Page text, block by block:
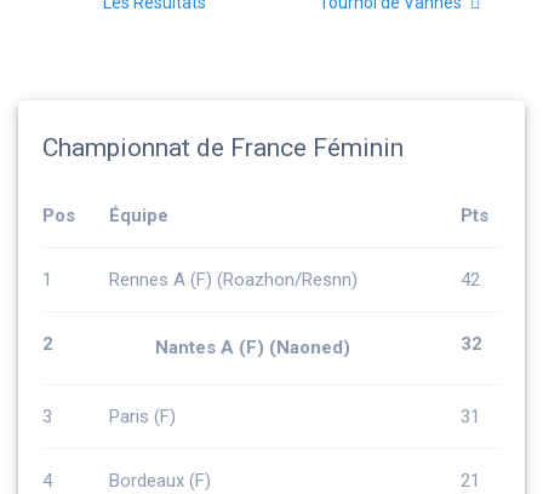
Championnat de France Féminin
Pos Équipe Pts
1 Rennes A (F) (Roazhon/Resnn) 42
2 Nantes A (F) (Naoned) 32
3 Paris (F) 31
4 Bordeaux (F) 21